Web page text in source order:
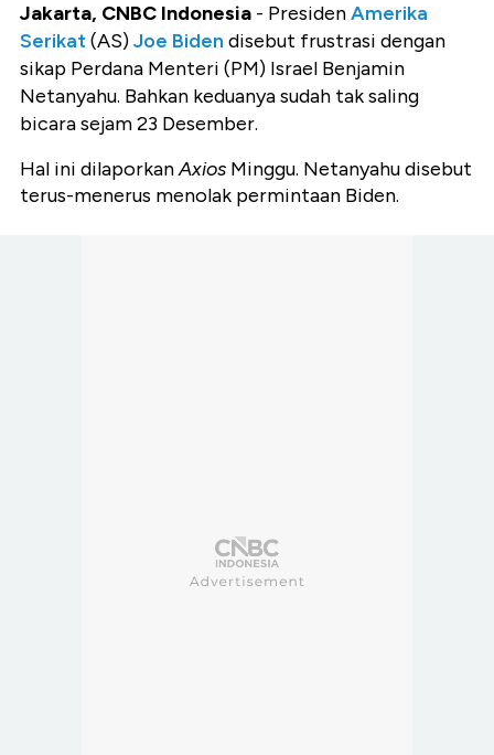
Jakarta, CNBC Indonesia - PresidenAmerika
Serikat(AS)Joe Biden disebut frustrasi dengan
sikap Perdana Menteri (PM) Israel Benjamin
Netanyahu. Bahkan keduanya sudah tak saling
bicara sejam 23 Desember.
Hal ini dilaporkanAxios Minggu. Netanyahu disebut
terus-menerus menolak permintaan Biden.